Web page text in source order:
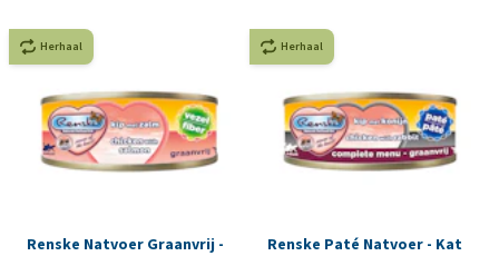
Herhaal
Renske Natvoer Graanvrij -
Herhaal
Renske Paté Natvoer - Kat